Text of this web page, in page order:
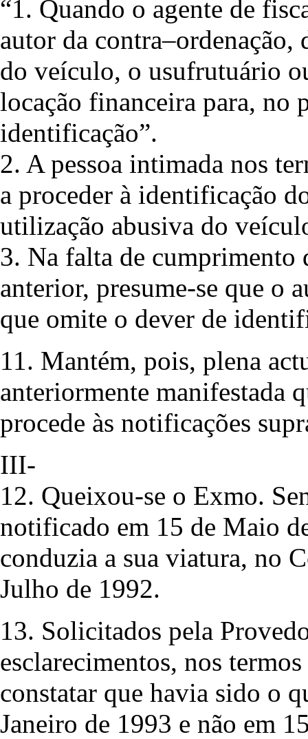
“1. Quando o agente de
autor da
do veículo, o usufrutuário
locação financeira para, no
identificação”.
2. A pessoa intimada nos
a proceder à identificação
utilização abusiva do
3. Na falta de cumprimento
anterior, presume-se que o
que omite o dever de
11. Mantém, pois, plena
anteriormente manifestada
procede às notificações
III-
12. Queixou-se o Exmo.
notificado em 15 de Maio
conduzia a sua viatura, no
Julho de 1992.
13. Solicitados pela
esclarecimentos, nos
constatar que havia sido o
Janeiro de 1993 e não em